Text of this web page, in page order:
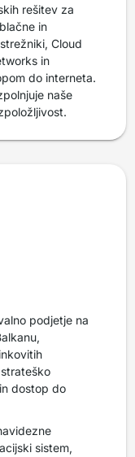
rešitev za
in
Cloud
in
do interneta.
naše
podjetje na
dostop do
sistem,